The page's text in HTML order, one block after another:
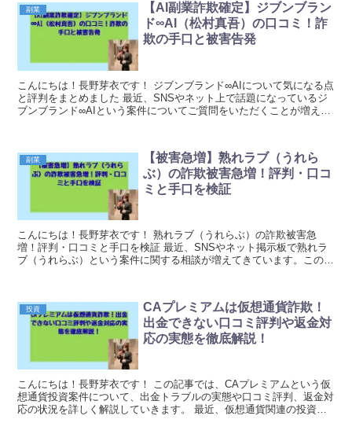
副業
【AI副業詐欺確定】ジブンブラン
ド∞AI（松村真吾）の口コミ！詐
欺の手口と被害告発
こんにちは！長野芽衣です！ ジブンブランド∞AIについて気になる点
と評判をまとめました 最近、SNSやネット上で話題になっているジ
ブンブランド∞AIという案件についてご質問をいただくことが増えま
副業
【被害急増】熟れラブ（うれら
ぶ）の詐欺被害急増！評判・口コ
ミと手口を検証
こんにちは！長野芽衣です！ 熟れラブ（うれらぶ）の詐欺被害急
増！評判・口コミと手口を検証 最近、SNSやネット掲示板で熟れラ
ブ（うれらぶ）という案件に関する相談が増えてきています。この案
投資
CAプレミアムは仮想通貨詐欺！
出金できない口コミ評判や返金対
応の実態を徹底解説！
こんにちは！長野芽衣です！ この記事では、CAプレミアムという仮
想通貨投資案件について、出金トラブルの実態や口コミ評判、返金対
応の状況を詳しく解説していきます。 最近、仮想通貨関連の投資案